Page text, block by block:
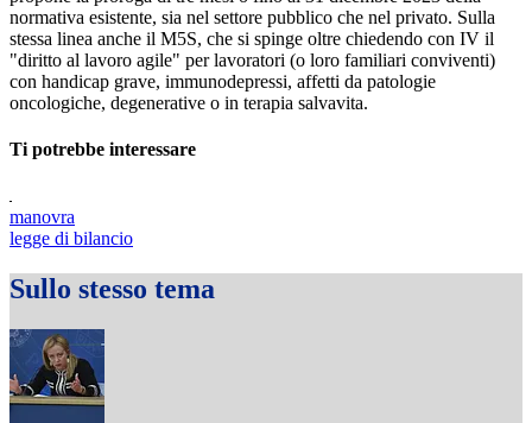
normativa esistente, sia nel settore pubblico che nel privato. Sulla
stessa linea anche il M5S, che si spinge oltre chiedendo con IV il
"diritto al lavoro agile" per lavoratori (o loro familiari conviventi)
con handicap grave, immunodepressi, affetti da patologie
oncologiche, degenerative o in terapia salvavita.
Ti potrebbe interessare
manovra
legge di bilancio
Sullo stesso tema